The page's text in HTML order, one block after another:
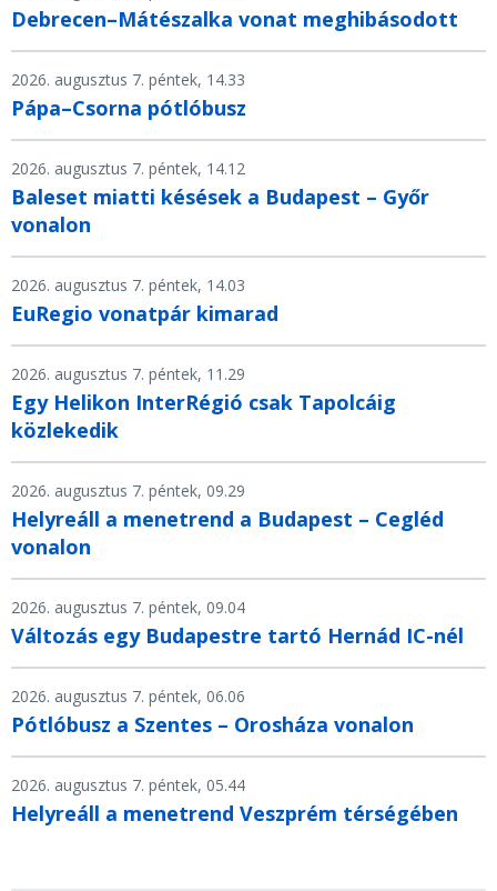
Debrecen–Mátészalka vonat meghibásodott
2026. augusztus 7. péntek, 14.33
Pápa–Csorna pótlóbusz
2026. augusztus 7. péntek, 14.12
Baleset miatti késések a Budapest – Győr
vonalon
2026. augusztus 7. péntek, 14.03
EuRegio vonatpár kimarad
2026. augusztus 7. péntek, 11.29
Egy Helikon InterRégió csak Tapolcáig
közlekedik
2026. augusztus 7. péntek, 09.29
Helyreáll a menetrend a Budapest – Cegléd
vonalon
2026. augusztus 7. péntek, 09.04
Változás egy Budapestre tartó Hernád IC-nél
2026. augusztus 7. péntek, 06.06
Pótlóbusz a Szentes – Orosháza vonalon
2026. augusztus 7. péntek, 05.44
Helyreáll a menetrend Veszprém térségében